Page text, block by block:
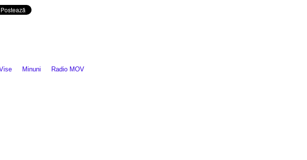
Minuni Radio MOV